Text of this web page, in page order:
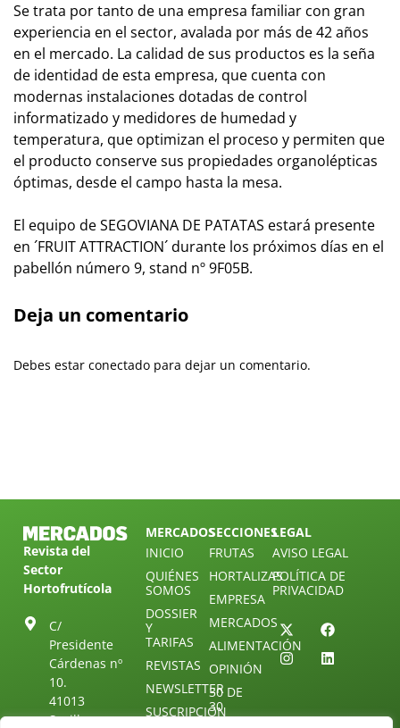
Se trata por tanto de una empresa familiar con gran
experiencia en el sector, avalada por más de 42 años
en el mercado. La calidad de sus productos es la seña
de identidad de esta empresa, que cuenta con
modernas instalaciones dotadas de control
informatizado y medidores de humedad y
temperatura, que optimizan el proceso y permiten que
el producto conserve sus propiedades organolépticas
óptimas, desde el campo hasta la mesa.
El equipo de SEGOVIANA DE PATATAS estará presente
en ´FRUIT ATTRACTION´ durante los próximos días en el
pabellón número 9, stand nº 9F05B.
Deja un comentario
Debes estar conectado para dejar un comentario.
Revista del
Sector
Hortofrutícola
C/
Presidente
Cárdenas nº
10.
41013
Sevilla.
MERCADOS
INICIO
QUIÉNES
SOMOS
DOSSIER
Y
TARIFAS
REVISTAS
NEWSLETTER
SUSCRIPCIÓN
SECCIONES
FRUTAS
HORTALIZAS
EMPRESA
MERCADOS
ALIMENTACIÓN
OPINIÓN
30 DE
30
LEGAL
AVISO LEGAL
POLÍTICA DE
PRIVACIDAD